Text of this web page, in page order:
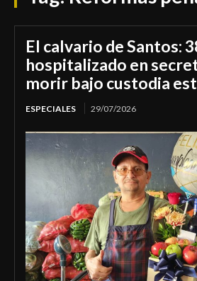
El calvario de Santos:
hospitalizado en
morir bajo custodia
ESPECIALES 29/07/2026